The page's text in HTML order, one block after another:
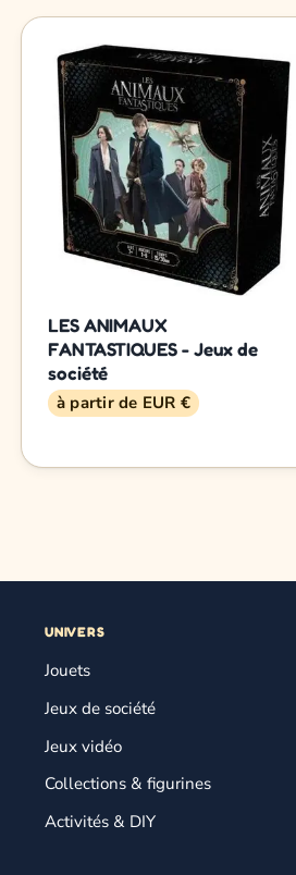
LES ANIMAUX
FANTASTIQUES - Jeux de
société
à partir de EUR €
UNIVERS
Jouets
Jeux de société
Jeux vidéo
Collections & figurines
Activités & DIY